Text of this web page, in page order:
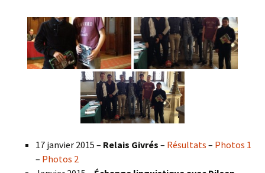
17 janvier 2015 – Relais Givrés – Résultats – Photos 1
– Photos 2